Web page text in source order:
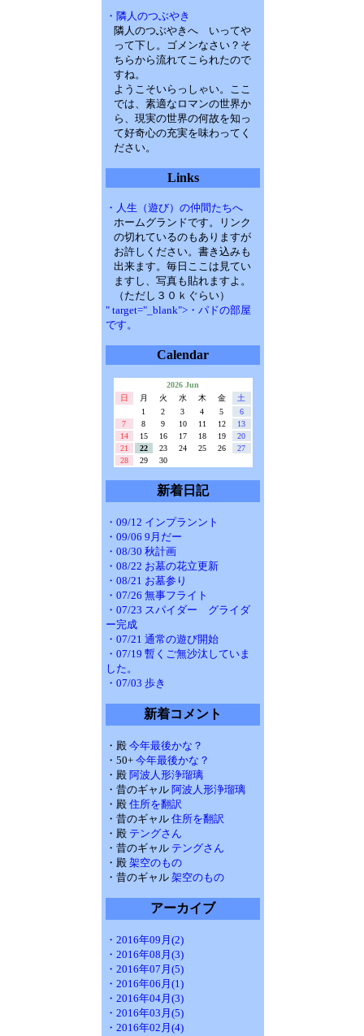
・隣人のつぶやき
隣人のつぶやきへ いってや
って下し。ゴメンなさい？そ
ちらから流れてこられたので
すね。
ようこそいらっしゃい。ここ
では、素適なロマンの世界か
ら、現実の世界の何故を知っ
て好奇心の充実を味わってく
ださい。
Links
・人生（遊び）の仲間たちへ
ホームグランドです。リンク
の切れているのもありますが
お許しください。書き込みも
出来ます。毎日ここは見てい
ますし、写真も貼れますよ。
（ただし３０ｋぐらい）
" target="_blank">・パドの部屋
です。
Calendar
2026 Jun
日
月 火 水 木 金
土
1
2 3 4 5
6
7
8 9 10 11 12
13
14
15 16 17 18 19
20
21
22 23 24 25 26
27
28
29 30
新着日記
・09/12 インプランント
・09/06 9月だー
・08/30 秋計画
・08/22 お墓の花立更新
・08/21 お墓参り
・07/26 無事フライト
・07/23 スパイダー グライダ
ー完成
・07/21 通常の遊び開始
・07/19 暫くご無沙汰していま
した。
・07/03 歩き
新着コメント
・殿 今年最後かな？
・50+ 今年最後かな？
・殿 阿波人形浄瑠璃
・昔のギャル 阿波人形浄瑠璃
・殿 住所を翻訳
・昔のギャル 住所を翻訳
・殿 テングさん
・昔のギャル テングさん
・殿 架空のもの
・昔のギャル 架空のもの
アーカイブ
・2016年09月(2)
・2016年08月(3)
・2016年07月(5)
・2016年06月(1)
・2016年04月(3)
・2016年03月(5)
・2016年02月(4)